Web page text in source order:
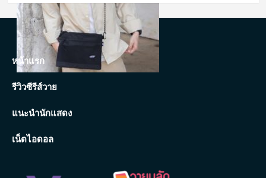
หน้าแรก
รีวิวซีรีส์วาย
แนะนำนักแสดง
เน็ตไอดอล